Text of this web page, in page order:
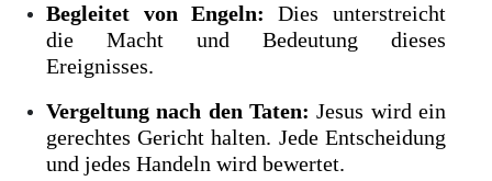
Begleitet von Engeln: Dies unterstreicht
die Macht und Bedeutung dieses
Ereignisses.
Vergeltung nach den Taten: Jesus wird ein
gerechtes Gericht halten. Jede Entscheidung
und jedes Handeln wird bewertet.